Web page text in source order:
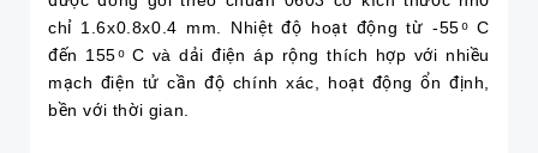
chỉ 1.6x0.8x0.4 mm. Nhiệt độ hoạt động từ -55 ͦ C
đến 155 ͦ C và dải điện áp rộng thích hợp với nhiều
mạch điện tử cần độ chính xác, hoạt động ổn định,
bền với thời gian.